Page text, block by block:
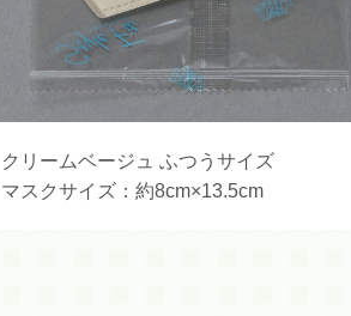
クリームベージュ ふつうサイズ
マスクサイズ：約8cm×13.5cm